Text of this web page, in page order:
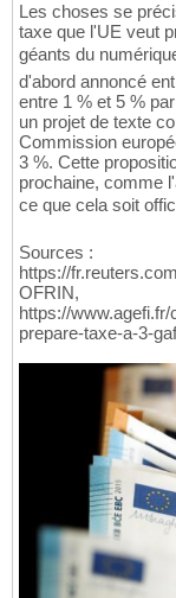
Les choses se
taxe que l'UE veut
géants du
d'abord annoncé
entre 1 % et 5 %
un projet de texte
Commission
3 %. Cette
prochaine, comme
ce que cela soit
Sources :
https://
OFRIN,
https://
prepare-taxe-a-3-